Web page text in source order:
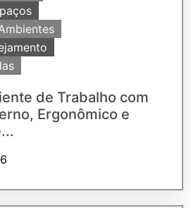
de Trabalho com
Ergonômico e